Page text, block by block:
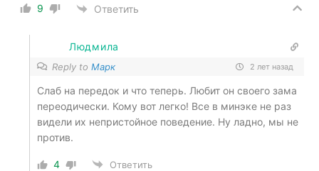
9 Ответить
Людмила
Reply to Марк 2 лет назад
Слаб на передок и что теперь. Любит он своего зама
переодически. Кому вот легко! Все в минэке не раз
видели их непристойное поведение. Ну ладно, мы не
против.
4 Ответить